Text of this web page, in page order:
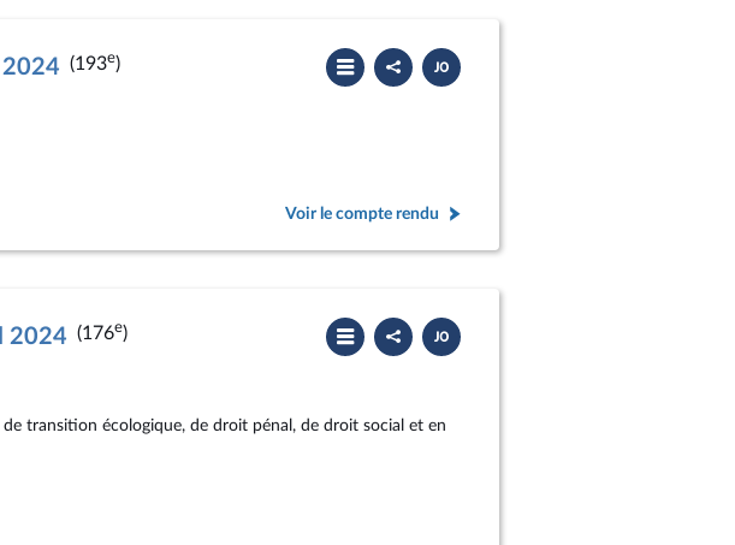
2024 (193e)
Partager
le
compte
Télécharger
le
PDF
Voir le compte rendu
2024 (176e)
Partager
le
compte
Télécharger
le
PDF
transition écologique, de droit pénal, de droit social et en